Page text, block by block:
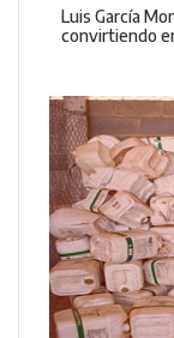
Luis García
convirtiendo